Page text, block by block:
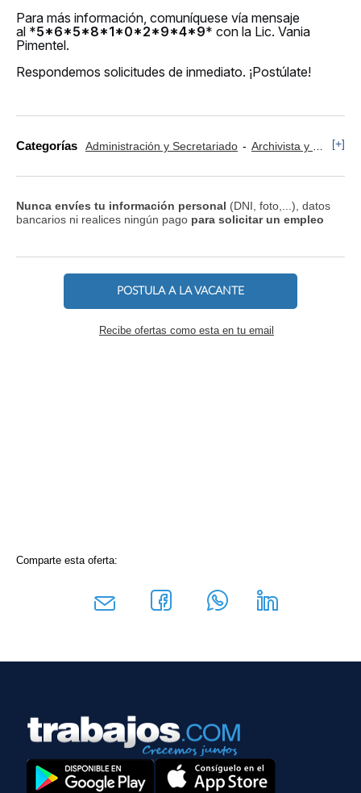
Para más información, comuníquese vía mensaje
al *5*6*5*8*1*0*2*9*4*9* con la Lic. Vania
Pimentel.
Respondemos solicitudes de inmediato. ¡Postúlate!
Categorías Administración y Secretariado Archivista y Manejo de Documentación [+]
Nunca envíes tu información personal (DNI, foto,...), datos
bancarios ni realices ningún pago para solicitar un empleo
POSTULA A LA VACANTE
Recibe ofertas como esta en tu email
Comparte esta oferta: